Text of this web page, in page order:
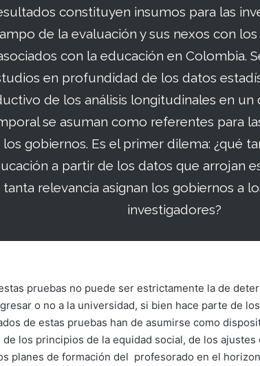
constituyen insumos para las
de la evaluación y sus nexos con
con la educación en Colombia.
en profundidad de los datos
de los análisis longitudinales en
se asuman como referentes para
los gobiernos. Es el primer dilema: ¿qué
a partir de los datos que arrojan
tanta relevancia asignan los gobiernos a
investigadores?
pruebas no puede ser estrictamente la de
o no a la universidad, si bien hace parte de
de estas pruebas han de asumirse como
los principios de la equidad social, de los
planes de formación del profesorado en el